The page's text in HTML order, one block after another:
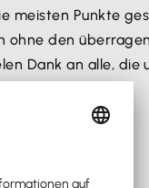
Punkte
ohne den
Dank an alle, die